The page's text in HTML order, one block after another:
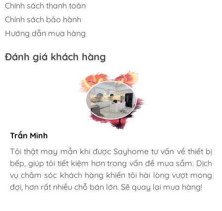
Chính sách thanh toán
Chính sách bảo hành
Hướng dẫn mua hàng
Đánh giá khách hàng
Gia đình bác sĩ X.A
Mình rất mê cách nhân viên tư vấn, chăm sóc khách tận
tình, chu đáo tại Sayhome. Mình đã mua 2 máy rửa bát
cho mình và bố mẹ chồng,chất lượng ổn định. Ở đây có
Trần Minh
Tôi thật may mắn khi được Sayhome tư vấn về thiết bị
bếp, giúp tôi tiết kiệm hơn trong vấn đề mua sắm. Dịch
vụ chăm sóc khách hàng khiến tôi hài lòng vượt mong
đợi, hơn rất nhiều chỗ bán lớn. Sẽ quay lại mua hàng!